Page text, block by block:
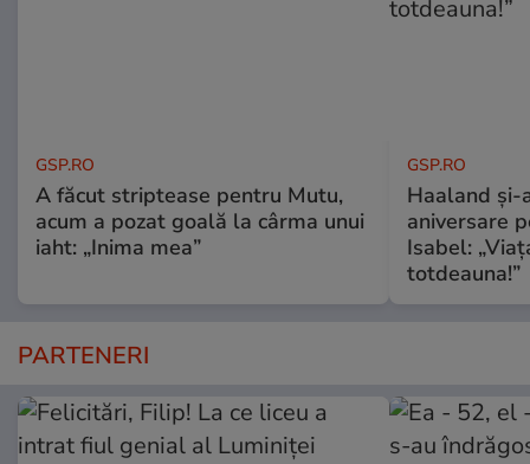
GSP.RO
A făcut striptease pentru Mutu,
acum a pozat goală la cârma unui
iaht: „Inima mea”
GSP.RO
Haaland
aniversare
Isabel:
totdeauna!”
PARTENERI